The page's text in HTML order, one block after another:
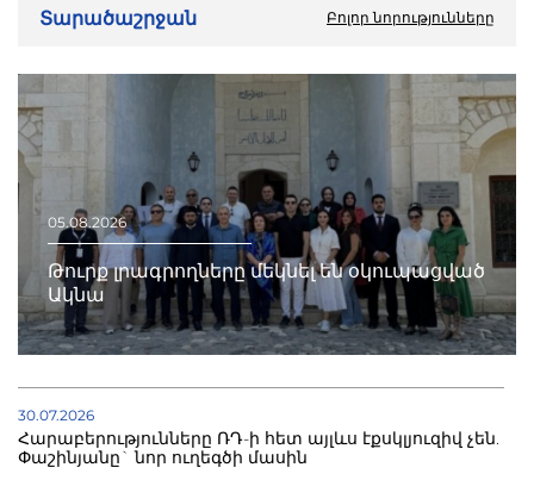
Տարածաշրջան Բոլոր նորությունները
05.08.2026
Թուրք լրագրողները մեկնել են օկուպացված
Ակնա
30.07.2026
Հարաբերությունները ՌԴ-ի հետ այլևս էքսկլյուզիվ չեն.
Փաշինյանը` նոր ուղեգծի մասին